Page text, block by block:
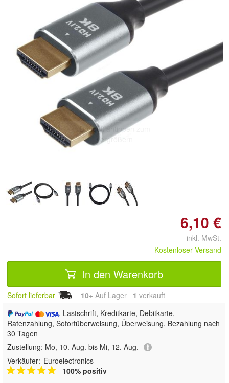
Doppelt antippen zum
vergrößern
6,10 €
inkl. MwSt.
Kostenloser Versand
In den Warenkorb
Sofort lieferbar 10+ Auf Lager 1 verkauft
, Lastschrift, Kreditkarte, Debitkarte,
Ratenzahlung, Sofortüberweisung, Überweisung, Bezahlung nach
30 Tagen
Zustellung: Mo, 10. Aug. bis Mi, 12. Aug.
Verkäufer: Euroelectronics
100% positiv